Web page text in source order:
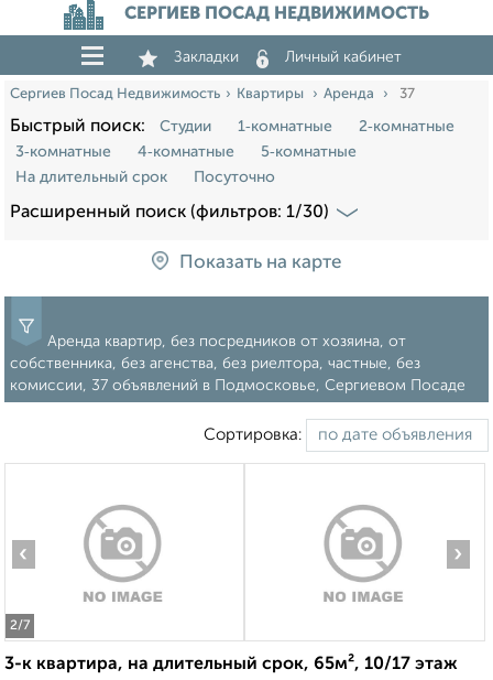
СЕРГИЕВ ПОСАД НЕДВИЖИМОСТЬ
Закладки Личный кабинет
Сергиев Посад Недвижимость Квартиры Аренда 37
Быстрый поиск: Студии 1‑комнатные
2‑комнатные
3‑комнатные
4‑комнатные
5‑комнатные
На длительный срок
Посуточно
Расширенный поиск (фильтров: 1/30)
Показать на карте
Аренда квартир, без посредников от хозяина, от
собственника, без агенства, без риелтора, частные, без
комиссии, 37 объявлений в Подмосковье, Сергиевом Посаде
Сортировка:
2/7
‹ ›
3-к квартира, на длительный срок, 65м², 10/17 этаж